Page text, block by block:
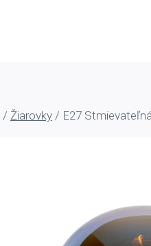
/ Žiarovky / E27